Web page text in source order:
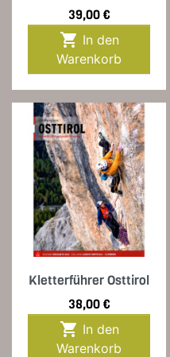
Preis
39,00 €

Warenkorb
Kletterführer Osttirol
Preis
38,00 €

Warenkorb